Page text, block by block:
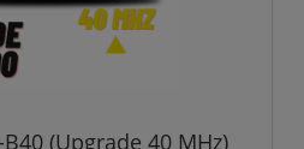
B40 (Upgrade 40 MHz)